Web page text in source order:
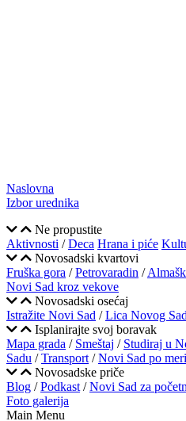
Naslovna
Izbor urednika
Ne propustite
Aktivnosti /Deca Hrana i piće
Novosadski kvartovi
Fruška gora /Petrovaradin /
Novi Sad kroz vekove
Novosadski osećaj
Istražite Novi Sad /Lica Novog
Isplanirajte svoj boravak
Mapa grada / Smeštaj / Studiraj u
Sadu /Transport /Novi Sad po meri
Novosadske priče
Blog /Podkast /Novi Sad za
Foto galerija
Main Menu